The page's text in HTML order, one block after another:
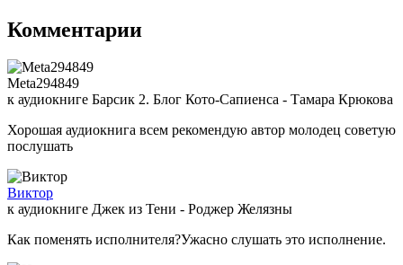
Комментарии
Meta294849
к аудиокниге Барсик 2. Блог Кото-Сапиенса - Тамара Крюкова
Хорошая аудиокнига всем рекомендую автор молодец советую
послушать
Виктор
к аудиокниге Джек из Тени - Роджер Желязны
Как поменять исполнителя?Ужасно слушать это исполнение.